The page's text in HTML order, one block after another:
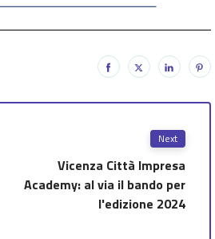
Next
Vicenza Città Impresa
Academy: al via il bando per
l'edizione 2024